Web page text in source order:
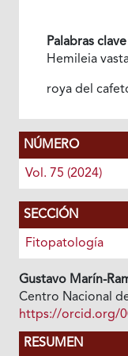
Palabras clave
Hemileia
roya del
NÚMERO
Vol. 75 (2024)
SECCIÓN
Fitopatología
Gustavo Marín-
Centro Nacional
https://orcid.org/
RESUMEN